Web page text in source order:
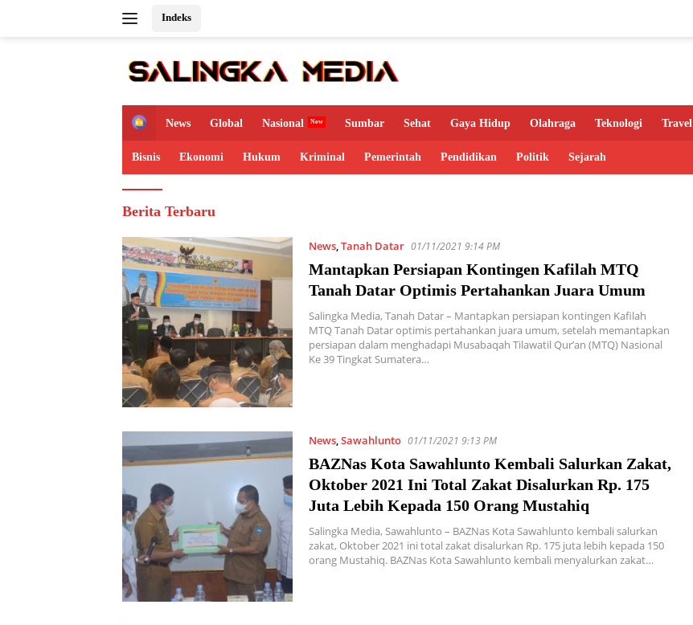
Indeks
H
m
e
News Global Nasional Sumbar Sehat Gaya Hidup Olahraga Teknologi Travel
Bisnis Ekonomi Hukum Kriminal Pemerintah Pendidikan Politik Sejarah
Salingka
Berita Terbaru
News,Tanah Datar 01/11/2021 9:14 PM
Mantapkan Persiapan Kontingen Kafilah MTQ
Tanah Datar Optimis Pertahankan Juara Umum
Salingka Media, Tanah Datar – Mantapkan persiapan kontingen Kafilah
MTQ Tanah Datar optimis pertahankan juara umum, setelah memantapkan
persiapan dalam menghadapi Musabaqah Tilawatil Qur’an (MTQ) Nasional
Ke 39 Tingkat Sumatera…
News,Sawahlunto 01/11/2021 9:13 PM
BAZNas Kota Sawahlunto Kembali Salurkan Zakat,
Oktober 2021 Ini Total Zakat Disalurkan Rp. 175
Juta Lebih Kepada 150 Orang Mustahiq
Salingka Media, Sawahlunto – BAZNas Kota Sawahlunto kembali salurkan
zakat, Oktober 2021 ini total zakat disalurkan Rp. 175 juta lebih kepada 150
orang Mustahiq. BAZNas Kota Sawahlunto kembali menyalurkan zakat…